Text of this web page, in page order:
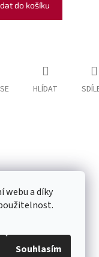
webu a díky
Souhlasím
do košíku
HLÍDAT